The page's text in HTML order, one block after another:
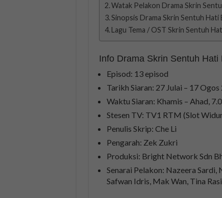
Watak Pelakon Drama Skrin
Sinopsis Drama Skrin Sentuh Hati
Lagu Tema / OST Skrin Sentuh
Info Drama Skrin Sentuh Hati
Episod: 13 episod
Tarikh Siaran: 27 Julai – 17 Ogos
Waktu Siaran: Khamis – Ahad,
Stesen TV: TV1 RTM (Slot
Penulis Skrip: Che Li
Pengarah: Zek Zukri
Produksi: Bright Network Sdn
Senarai Pelakon: Nazeera Sardi,
Safwan Idris, Mak Wan, Tina